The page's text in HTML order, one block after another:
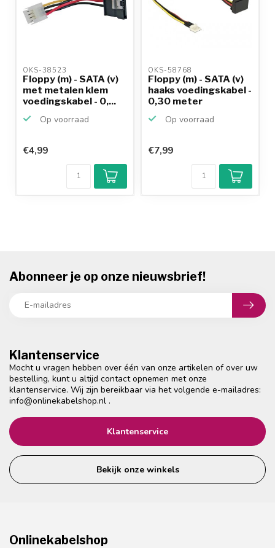
OKS-38523
Floppy (m) - SATA (v)
met metalen klem
voedingskabel - 0,...
Op voorraad
€4,99
OKS-58768
Floppy (m) - SATA (v)
haaks voedingskabel -
0,30 meter
Op voorraad
€7,99
Klantenservice
Mocht u vragen hebben over één van onze artikelen of over uw
bestelling, kunt u altijd contact opnemen met onze
klantenservice. Wij zijn bereikbaar via het volgende e-mailadres:
info@onlinekabelshop.nl .
Klantenservice
Bekijk onze winkels
Abonneer je op onze nieuwsbrief!
Onlinekabelshop